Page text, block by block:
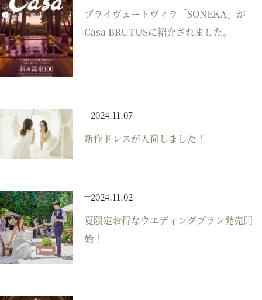
料理
ドレス
プラン
施設紹介
フォトガイドツアー
ブライダルフェア
プライヴェートヴィラ「SONEKA」が
Casa BRUTUSに紹介されました。
2024.11.07
新作ドレスが入荷しました！
2024.11.02
夏限定お得なウエディングプラン発売開
始！